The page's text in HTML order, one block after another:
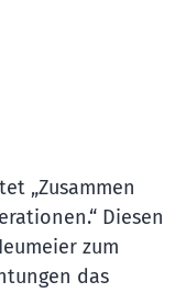
„Zusammen
Diesen
zum
das